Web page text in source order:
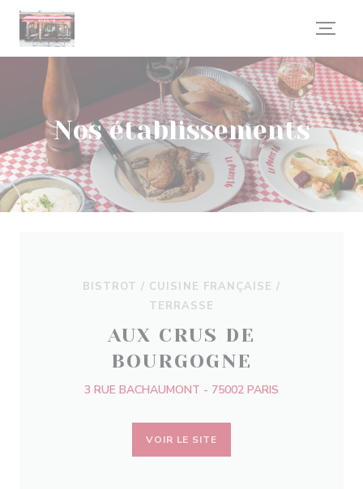
Personnalisation de vos choix en matière de cookies
Nos établissements
BISTROT / CUISINE FRANÇAISE /
TERRASSE
AUX CRUS DE
BOURGOGNE
3 RUE BACHAUMONT - 75002 PARIS
VOIR LE SITE